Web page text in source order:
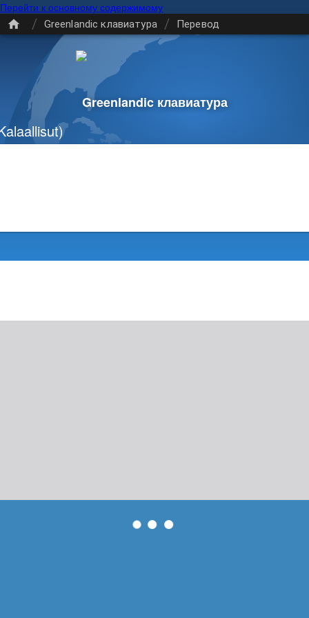
Перейти к основному содержимому
/ Greenlandic клавиатура / Перевод
Greenlandic клавиатура